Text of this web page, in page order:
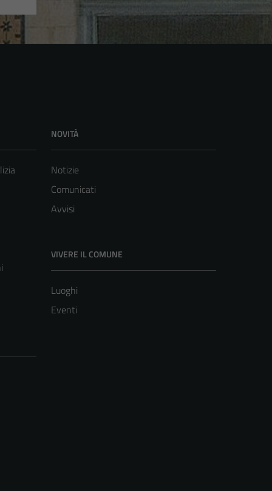
NOVITÀ
Notizie
Comunicati
Avvisi
VIVERE IL COMUNE
Luoghi
Eventi